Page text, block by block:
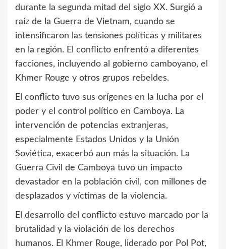
durante la segunda mitad del siglo XX. Surgió a
raíz de la Guerra de Vietnam, cuando se
intensificaron las tensiones políticas y militares
en la región. El conflicto enfrentó a diferentes
facciones, incluyendo al gobierno camboyano, el
Khmer Rouge y otros grupos rebeldes.
El conflicto tuvo sus orígenes en la lucha por el
poder y el control político en Camboya. La
intervención de potencias extranjeras,
especialmente Estados Unidos y la Unión
Soviética, exacerbó aun más la situación. La
Guerra Civil de Camboya tuvo un impacto
devastador en la población civil, con millones de
desplazados y víctimas de la violencia.
El desarrollo del conflicto estuvo marcado por la
brutalidad y la violación de los derechos
humanos. El Khmer Rouge, liderado por Pol Pot,